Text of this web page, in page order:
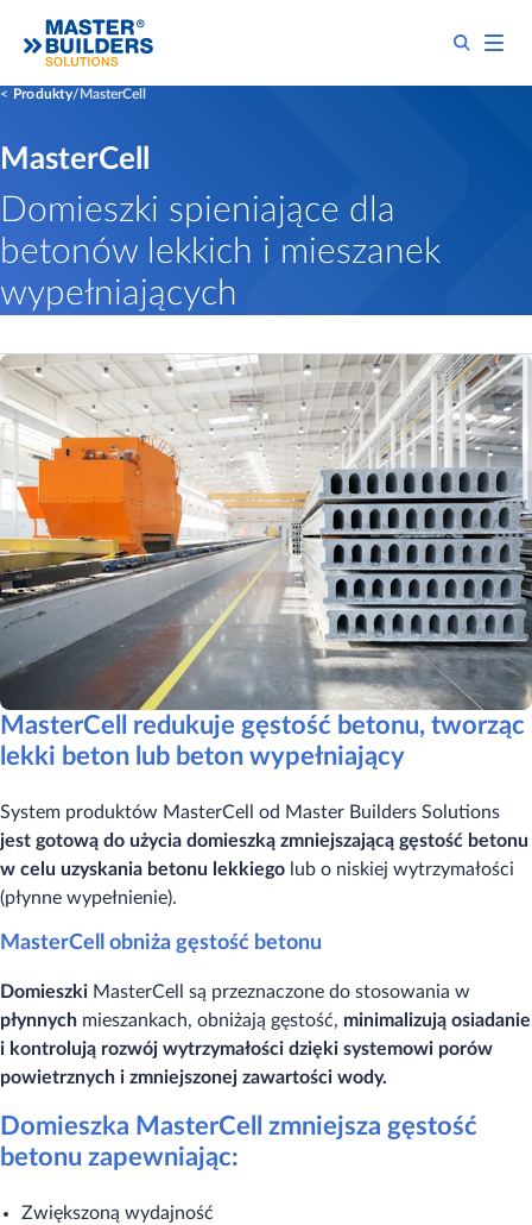
Produkty MasterCell
MasterCell
Domieszki spieniające dla
betonów lekkich i mieszanek
wypełniających
MasterCell redukuje gęstość betonu, tworząc
lekki beton lub beton wypełniający
System produktów MasterCell od Master Builders Solutions
jest gotową do użycia domieszką zmniejszającą gęstość betonu
w celu uzyskania betonu lekkiego lub o niskiej wytrzymałości
(płynne wypełnienie).
MasterCell obniża gęstość betonu
Domieszki MasterCell są przeznaczone do stosowania w
płynnych mieszankach, obniżają gęstość, minimalizują osiadanie
i kontrolują rozwój wytrzymałości dzięki systemowi porów
powietrznych i zmniejszonej zawartości wody.
Domieszka MasterCell zmniejsza gęstość
betonu zapewniając:
Zwiększoną wydajność